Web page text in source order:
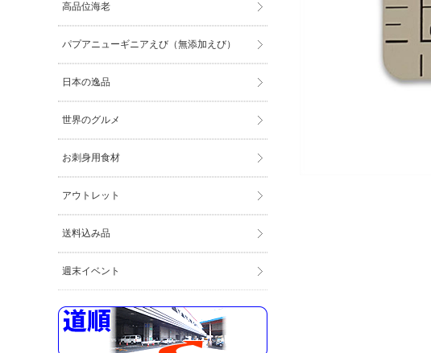
高品位海老
パプアニューギニアえび（無添加えび）
日本の逸品
世界のグルメ
お刺身用食材
アウトレット
送料込み品
週末イベント